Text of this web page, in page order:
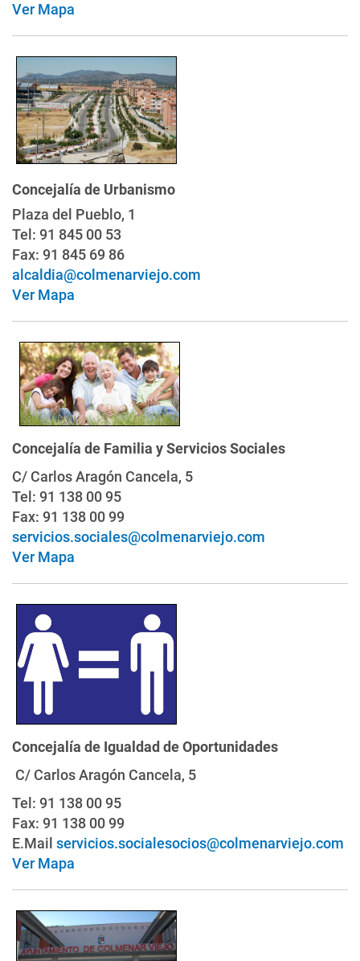
Ver Mapa
Concejalía de Urbanismo
Plaza del Pueblo, 1
Tel: 91 845 00 53
Fax: 91 845 69 86
alcaldia@colmenarviejo.com
Ver Mapa
Concejalía de Familia y Servicios Sociales
C/ Carlos Aragón Cancela, 5
Tel: 91 138 00 95
Fax: 91 138 00 99
servicios.sociales@colmenarviejo.com
Ver Mapa
Concejalía de Igualdad de Oportunidades
C/ Carlos Aragón Cancela, 5
Tel: 91 138 00 95
Fax: 91 138 00 99
E.Mail servicios.socialesocios@colmenarviejo.com
Ver Mapa